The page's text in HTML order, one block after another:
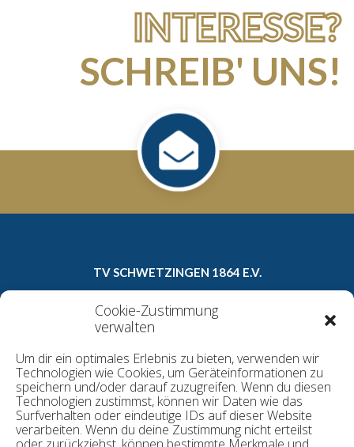
Cookie-Zustimmung
verwalten
Um dir ein optimales Erlebnis zu bieten, verwenden wir
Technologien wie Cookies, um Geräteinformationen zu
speichern und/oder darauf zuzugreifen. Wenn du diesen
Technologien zustimmst, können wir Daten wie das
Surfverhalten oder eindeutige IDs auf dieser Website
verarbeiten. Wenn du deine Zustimmung nicht erteilst
INTERESSE?
SCHREIB' UNS!
TV SCHWETZINGEN 1864 E.V.
Carl-Theodor-Straße 8a
68723 Schwetzingen
E-Mail:geschaeftsstelle@tv1864.de
Datenschutzerklärung
Kontakt